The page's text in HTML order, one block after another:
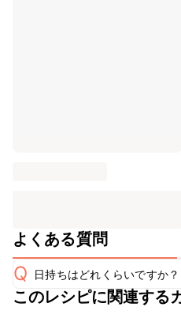
よくある質問
Q 日持ちはどれくらいですか？
保存期間は冷蔵で当日中が
このレシピに関連する